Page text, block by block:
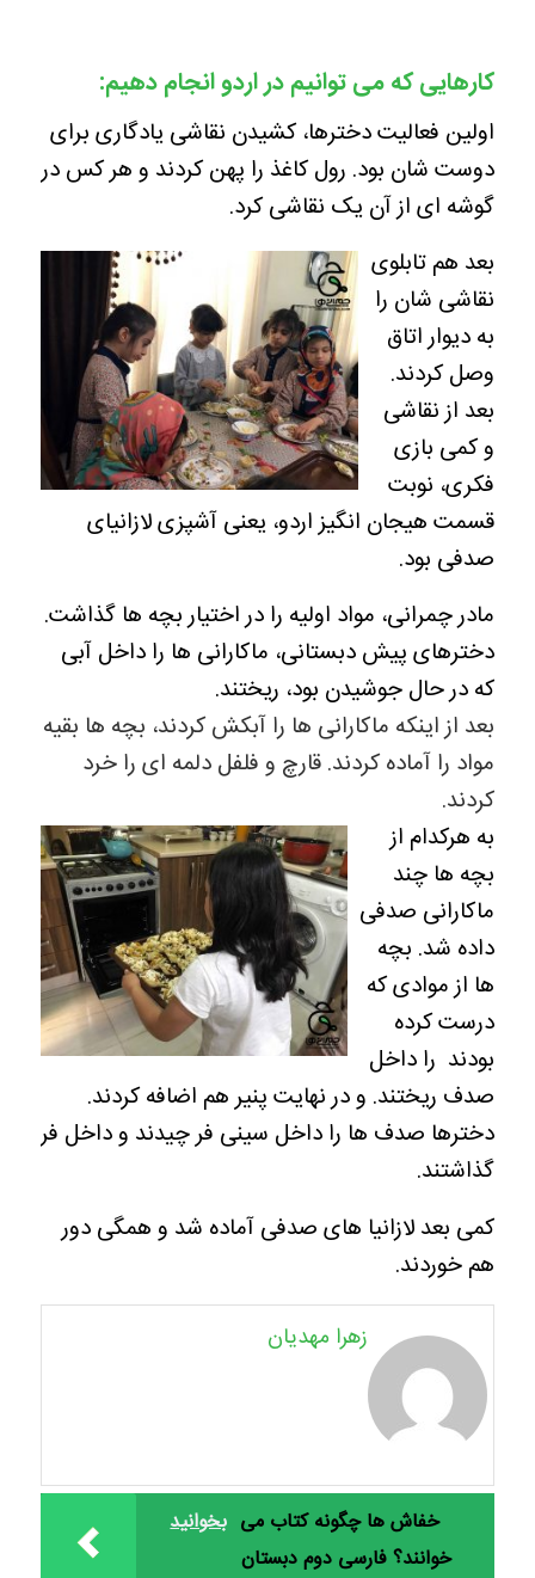
کارهایی که می توانیم در اردو انجام دهیم:
اولین فعالیت دخترها، کشیدن نقاشی یادگاری برای
دوست شان بود. رول کاغذ را پهن کردند و هر کس در
گوشه ای از آن یک نقاشی کرد.
بعد هم تابلوی
نقاشی شان را
به دیوار اتاق
وصل کردند.
بعد از نقاشی
و کمی بازی
فکری، نوبت
قسمت هیجان انگیز اردو، یعنی آشپزی لازانیای
صدفی بود.
مادر چمرانی، مواد اولیه را در اختیار بچه ها گذاشت.
دخترهای پیش دبستانی، ماکارانی ها را داخل آبی
که در حال جوشیدن بود، ریختند.
بعد از اینکه ماکارانی ها را آبکش کردند، بچه ها بقیه
مواد را آماده کردند. قارچ و فلفل دلمه ای را خرد
کردند.
به هرکدام از
بچه ها چند
ماکارانی صدفی
داده شد. بچه
ها از موادی که
درست کرده
بودند را داخل
صدف ریختند. و در نهایت پنیر هم اضافه کردند.
دخترها صدف ها را داخل سینی فر چیدند و داخل فر
گذاشتند.
کمی بعد لازانیا های صدفی آماده شد و همگی دور
هم خوردند.
زهرا مهدیان
بخوانید خفاش ها چگونه کتاب می
خوانند؟ فارسی دوم دبستان